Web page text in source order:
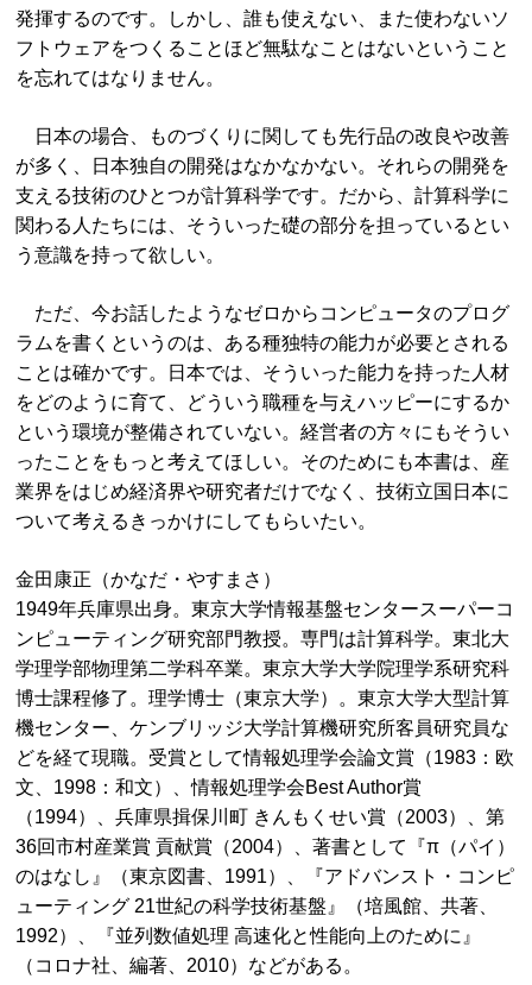
発揮するのです。しかし、誰も使えない、また使わないソ
フトウェアをつくることほど無駄なことはないということ
を忘れてはなりません。
日本の場合、ものづくりに関しても先行品の改良や改善
が多く、日本独自の開発はなかなかない。それらの開発を
支える技術のひとつが計算科学です。だから、計算科学に
関わる人たちには、そういった礎の部分を担っているとい
う意識を持って欲しい。
ただ、今お話したようなゼロからコンピュータのプログ
ラムを書くというのは、ある種独特の能力が必要とされる
ことは確かです。日本では、そういった能力を持った人材
をどのように育て、どういう職種を与えハッピーにするか
という環境が整備されていない。経営者の方々にもそうい
ったことをもっと考えてほしい。そのためにも本書は、産
業界をはじめ経済界や研究者だけでなく、技術立国日本に
ついて考えるきっかけにしてもらいたい。
金田康正（かなだ・やすまさ）
1949年兵庫県出身。東京大学情報基盤センタースーパーコ
ンピューティング研究部門教授。専門は計算科学。東北大
学理学部物理第二学科卒業。東京大学大学院理学系研究科
博士課程修了。理学博士（東京大学）。東京大学大型計算
機センター、ケンブリッジ大学計算機研究所客員研究員な
どを経て現職。受賞として情報処理学会論文賞（1983：欧
文、1998：和文）、情報処理学会Best Author賞
（1994）、兵庫県揖保川町 きんもくせい賞（2003）、第
36回市村産業賞 貢献賞（2004）、著書として『π（パイ）
のはなし』（東京図書、1991）、『アドバンスト・コンピ
ューティング 21世紀の科学技術基盤』（培風館、共著、
1992）、『並列数値処理 高速化と性能向上のために』
（コロナ社、編著、2010）などがある。